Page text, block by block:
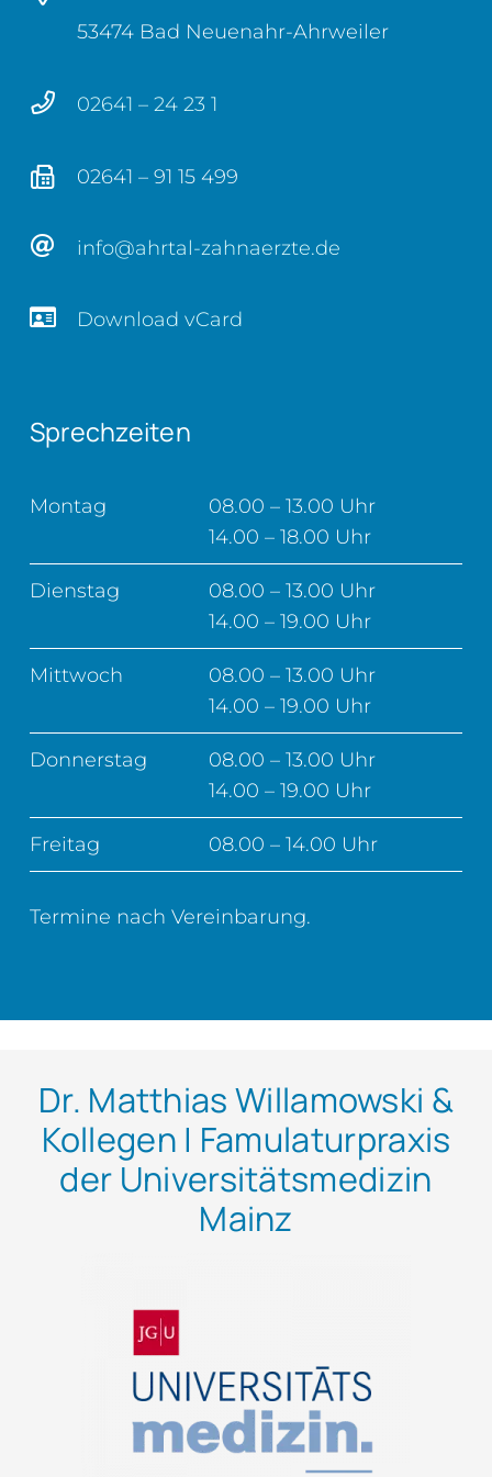
53474 Bad Neuenahr-Ahrweiler
02641 – 24 23 1
02641 – 91 15 499
info@ahrtal-zahnaerzte.de
Download vCard
Sprechzeiten
Montag
08.00 – 13.00 Uhr
14.00 – 18.00 Uhr
Dienstag
08.00 – 13.00 Uhr
14.00 – 19.00 Uhr
Mittwoch
08.00 – 13.00 Uhr
14.00 – 19.00 Uhr
Donnerstag
08.00 – 13.00 Uhr
14.00 – 19.00 Uhr
Freitag 08.00 – 14.00 Uhr
Termine nach Vereinbarung.
Dr. Matthias Willamowski &
Kollegen | Famulaturpraxis
der Universitätsmedizin
Mainz